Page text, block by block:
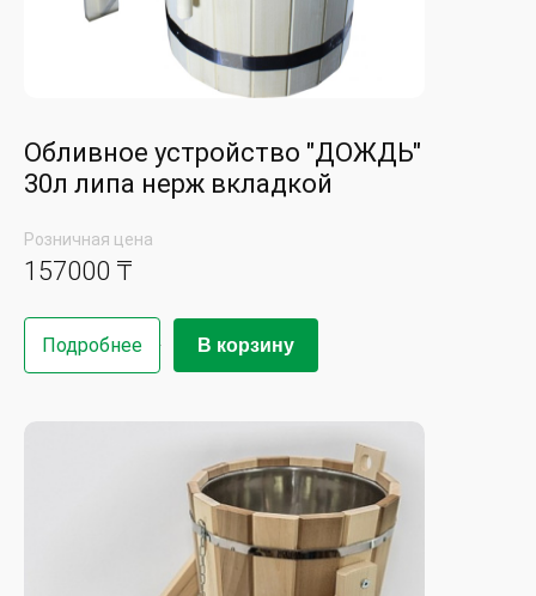
Обливное устройство "ДОЖДЬ"
30л липа нерж вкладкой
Розничная цена
157000 ₸
Подробнее В корзину